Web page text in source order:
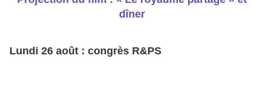
dîner
Lundi 26 août : congrès R&PS